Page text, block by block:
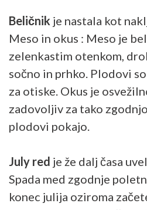
Beličnik je nastala kot
Meso in okus : Meso je
zelenkastim otenkom,
sočno in prhko. Plodovi
za otiske. Okus je
zadovoljiv za tako
plodovi pokajo.
July red je že dalj časa
Spada med zgodnje
konec julija oziroma